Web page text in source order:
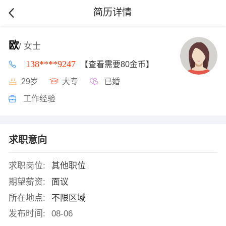
简历详情
欧/ 女士
138****9247 【查看需要80金币】
29岁 大专 已婚
工作经验
求职意向
求职岗位:
其他职位
期望薪资:
面议
所在地点:
不限区域
发布时间:
08-06